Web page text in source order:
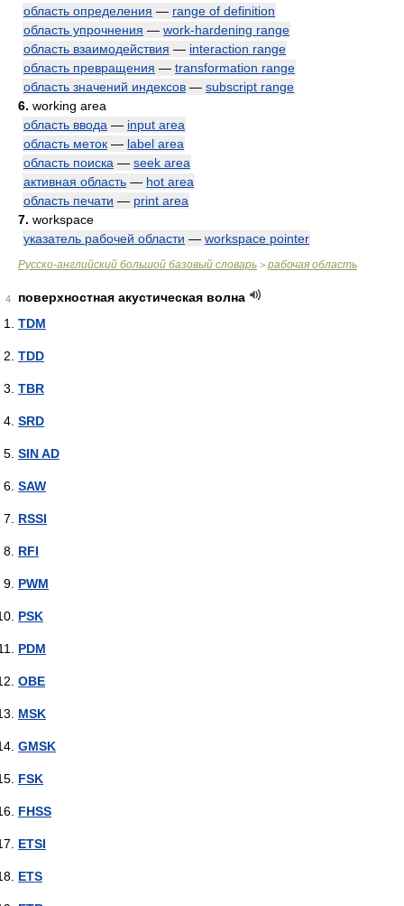
область определения — range of definition
область упрочнения — work-hardening range
область взаимодействия — interaction range
область превращения — transformation range
область значений индексов — subscript range
6. working area
область ввода — input area
область меток — label area
область поиска — seek area
активная область — hot area
область печати — print area
7. workspace
указатель рабочей области — workspace pointer
Русско-английский большой базовый словарь > рабочая область
4
поверхностная акустическая волна
TDM
TDD
TBR
SRD
SIN AD
SAW
RSSI
RFI
PWM
PSK
PDM
OBE
MSK
GMSK
FSK
FHSS
ETSI
ETS